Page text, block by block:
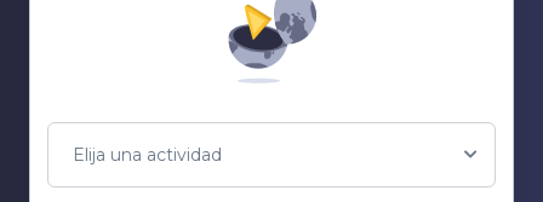
Elija una actividad